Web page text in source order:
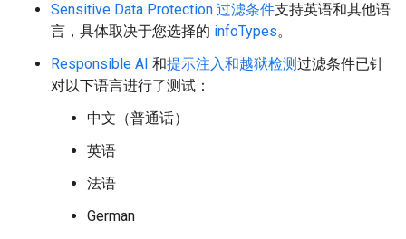
Sensitive Data Protection 过滤条件支持英语和其他语
言，具体取决于您选择的 infoTypes。
Responsible AI 和提示注入和越狱检测过滤条件已针
对以下语言进行了测试：
中文（普通话）
英语
法语
German